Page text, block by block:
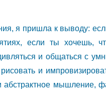
я пришла к выводу:
если ты хочешь,
и общаться с
и
абстрактное мышление,